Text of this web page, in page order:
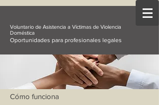
Voluntario de Asistencia a Víctimas de Violencia
Doméstica
Oportunidades para profesionales legales
Cómo funciona